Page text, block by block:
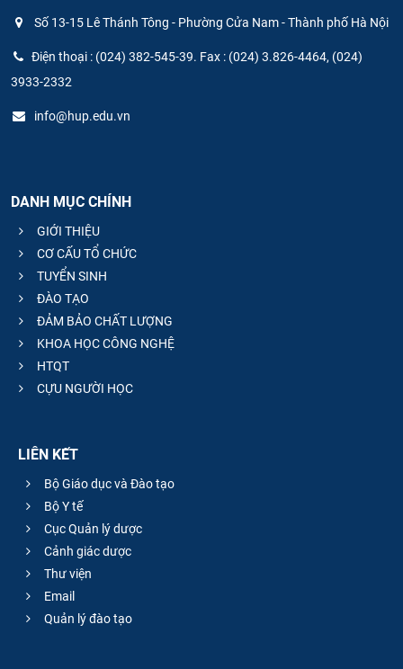
Số 13-15 Lê Thánh Tông - Phường Cửa Nam - Thành phố Hà Nội
Điện thoại : (024) 382-545-39. Fax : (024) 3.826-4464, (024)
3933-2332
info@hup.edu.vn
DANH MỤC CHÍNH
GIỚI THIỆU
CƠ CẤU TỔ CHỨC
TUYỂN SINH
ĐÀO TẠO
ĐẢM BẢO CHẤT LƯỢNG
KHOA HỌC CÔNG NGHỆ
HTQT
CỰU NGƯỜI HỌC
LIÊN KẾT
Bộ Giáo dục và Đào tạo
Bộ Y tế
Cục Quản lý dược
Cảnh giác dược
Thư viện
Email
Quản lý đào tạo